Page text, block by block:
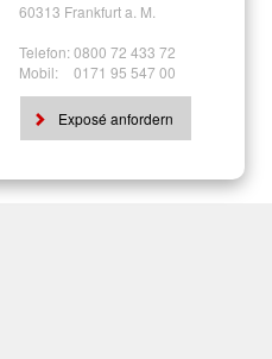
60313 Frankfurt a. M.
Telefon:0800 72 433 72
Mobil:
0171 95 547 00
Exposé anfordern